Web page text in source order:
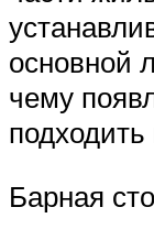
основной
чему
подходить
Барная